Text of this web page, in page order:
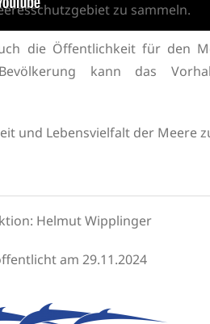
zu sammeln.
die Öffentlichkeit für den
kann das
und Lebensvielfalt der Meere
Helmut Wipplinger
am 29.11.2024